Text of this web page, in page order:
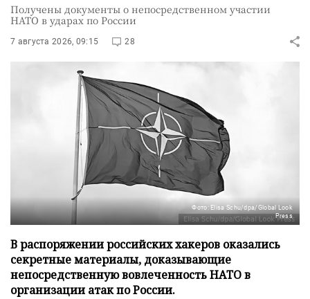
Получены документы о непосредственном участии
НАТО в ударах по России
7 августа 2026, 09:15 28
Фото: Elisa Schu/dpa/Global Look
Press
В распоряжении российских хакеров оказались
секретные материалы, доказывающие
непосредственную вовлеченность НАТО в
организации атак по России.